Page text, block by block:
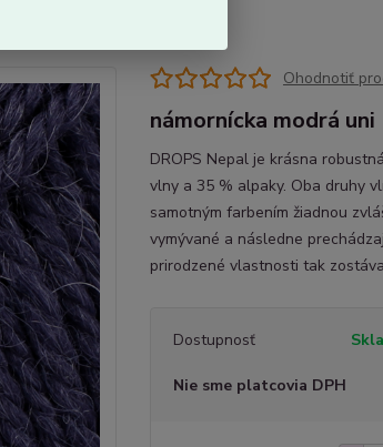
Ohodnotiť
námornícka modrá uni
DROPS Nepal je krásna
vlny a 35 % alpaky. Oba druhy
samotným farbením žiadnou
vymývané a následne
prirodzené vlastnosti tak
Dostupnosť
Nie sme platcovia DPH